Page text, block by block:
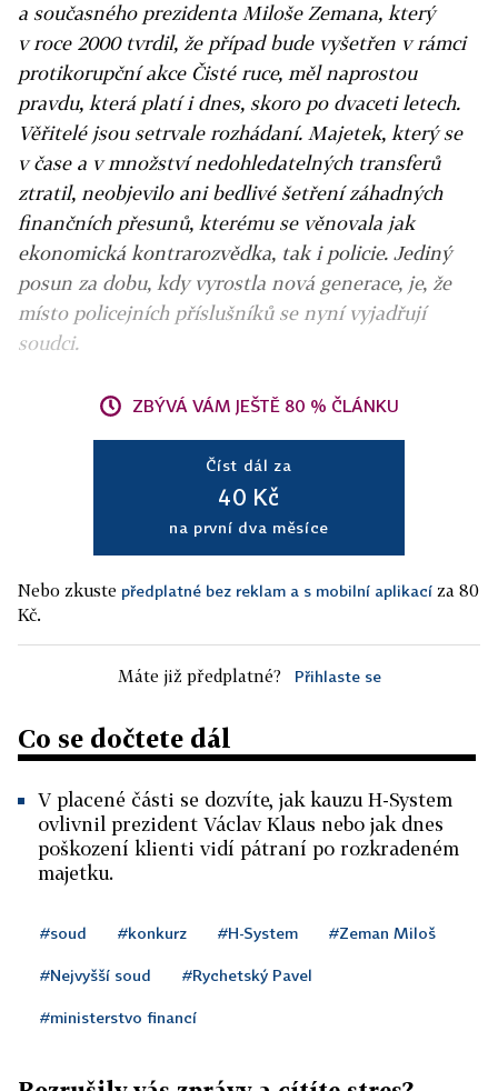
a současného prezidenta Miloše Zemana, který
v roce 2000 tvrdil, že případ bude vyšetřen v rámci
protikorupční akce Čisté ruce, měl naprostou
pravdu, která platí i dnes, skoro po dvaceti letech.
Věřitelé jsou setrvale rozhádaní. Majetek, který se
v čase a v množství nedohledatelných transferů
ztratil, neobjevilo ani bedlivé šetření záhadných
finančních přesunů, kterému se věnovala jak
ekonomická kontrarozvědka, tak i policie. Jediný
posun za dobu, kdy vyrostla nová generace, je, že
místo policejních příslušníků se nyní vyjadřují
soudci.
ZBÝVÁ VÁM JEŠTĚ 80 % ČLÁNKU
Číst dál za
40 Kč
na první dva měsíce
Nebo zkuste předplatné bez reklam a s mobilní aplikací za 80
Kč.
Máte již předplatné? Přihlaste se
Co se dočtete dál
V placené části se dozvíte, jak kauzu H-System
ovlivnil prezident Václav Klaus nebo jak dnes
poškození klienti vidí pátraní po rozkradeném
majetku.
#soud #konkurz #H-System #Zeman Miloš
#Nejvyšší soud #Rychetský Pavel
#ministerstvo financí